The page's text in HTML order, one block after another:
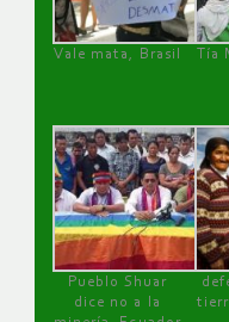
Vale mata, Brasil
Tía
Pueblo Shuar
dice no a la